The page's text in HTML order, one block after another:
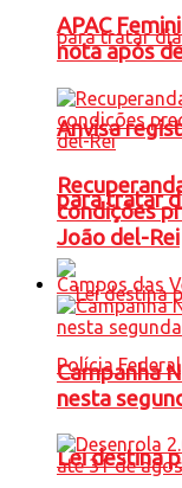
Anvisa
para tratar
Lei destina
APAC
nota após
condições
João del-Rei
Campos das
Campanha
nesta